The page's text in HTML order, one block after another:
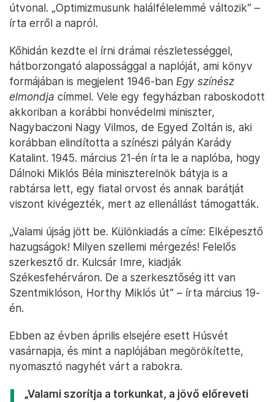
útvonal. „Optimizmusunk halálfélelemmé változik” –
írta erről a napról.
Kőhidán kezdte el írni drámai részletességgel,
hátborzongató alapossággal a naplóját, ami könyv
formájában is megjelent 1946-ban Egy színész
elmondja címmel. Vele egy fegyházban raboskodott
akkoriban a korábbi honvédelmi miniszter,
Nagybaczoni Nagy Vilmos, de Egyed Zoltán is, aki
korábban elindította a színészi pályán Karády
Katalint. 1945. március 21-én írta le a naplóba, hogy
Dálnoki Miklós Béla miniszterelnök bátyja is a
rabtársa lett, egy fiatal orvost és annak barátját
viszont kivégezték, mert az ellenállást támogatták.
„Valami újság jött be. Különkiadás a címe: Elképesztő
hazugságok! Milyen szellemi mérgezés! Felelős
szerkesztő dr. Kulcsár Imre, kiadják
Székesfehérváron. De a szerkesztőség itt van
Szentmiklóson, Horthy Miklós út” – írta március 19-
én.
Ebben az évben április elsejére esett Húsvét
vasárnapja, és mint a naplójában megörökítette,
nyomasztó nagyhét várt a rabokra.
„Valami szorítja a torkunkat, a jövő előreveti